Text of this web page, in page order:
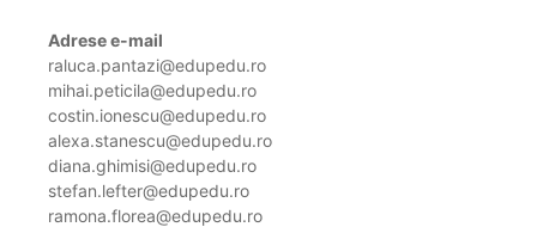
Adrese e-mail
raluca.pantazi@edupedu.ro
mihai.peticila@edupedu.ro
costin.ionescu@edupedu.ro
alexa.stanescu@edupedu.ro
diana.ghimisi@edupedu.ro
stefan.lefter@edupedu.ro
ramona.florea@edupedu.ro